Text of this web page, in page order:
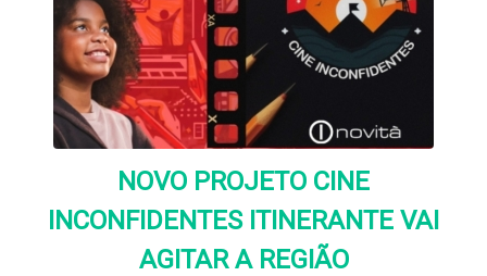
NOVO PROJETO CINE
INCONFIDENTES ITINERANTE VAI
AGITAR A REGIÃO